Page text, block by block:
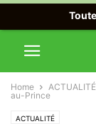
Home ACTUALITÉ
au-Prince
ACTUALITÉ
Toutes